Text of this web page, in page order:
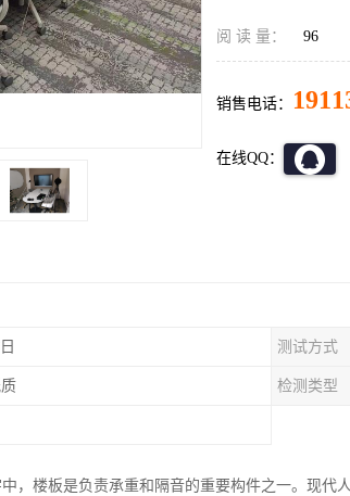
阅 读 量： 96
销售电话：
在线QQ：
测试方式
检测类型
，楼板是负责承重和隔音的重要构件之一。现代